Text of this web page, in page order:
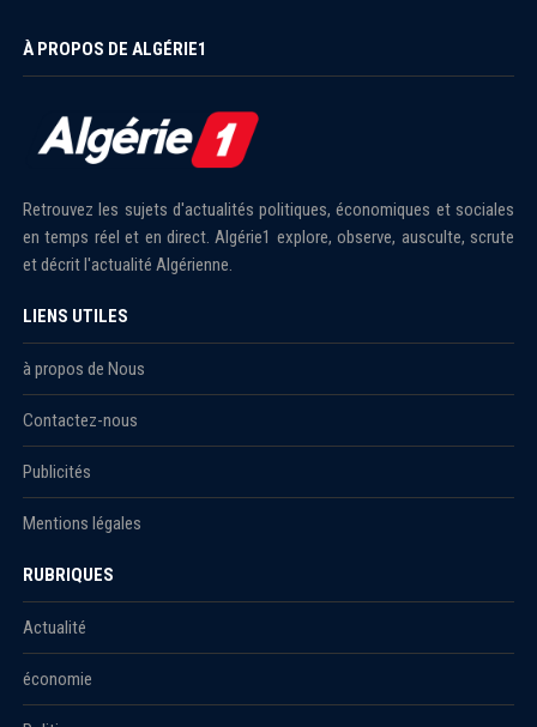
À PROPOS DE ALGÉRIE1
Retrouvez les sujets d'actualités politiques, économiques et sociales
en temps réel et en direct. Algérie1 explore, observe, ausculte, scrute
et décrit l'actualité Algérienne.
LIENS UTILES
à propos de Nous
Contactez-nous
Publicités
Mentions légales
RUBRIQUES
Actualité
économie